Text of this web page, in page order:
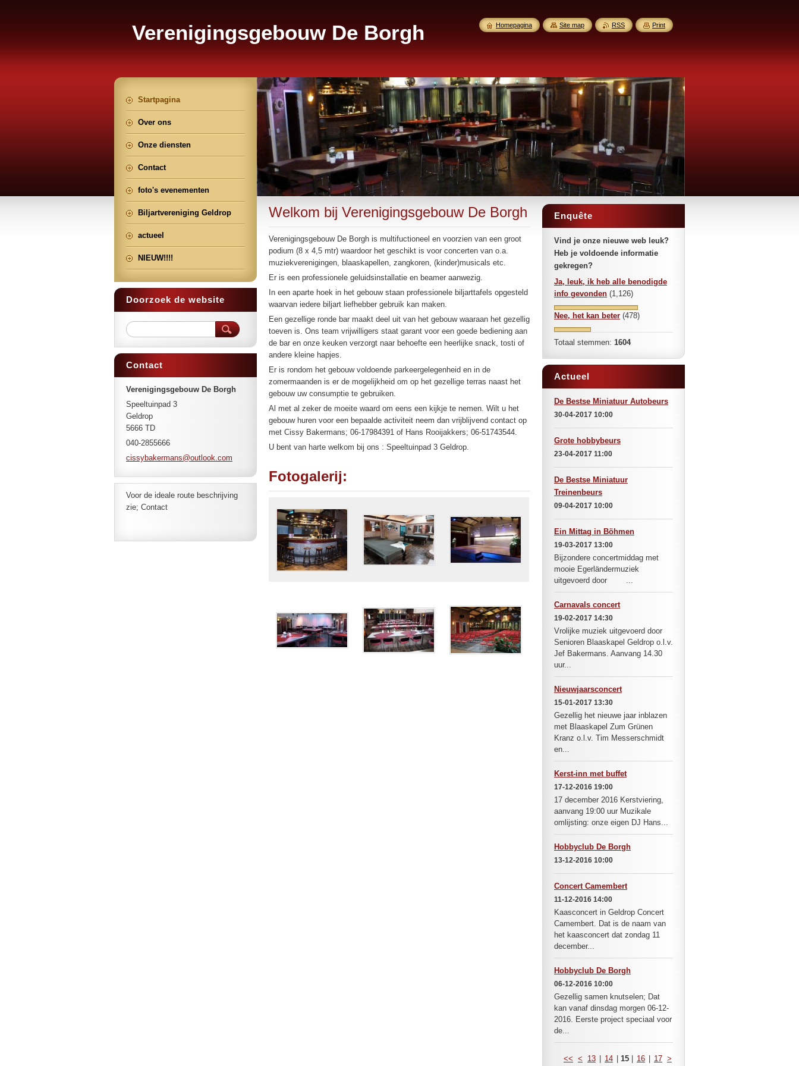
Verenigingsgebouw De Borgh
Geldrop
Welkom bij Verenigingsgebouw De Borgh
Verenigingsgebouw De Borgh is multifuctioneel en voorzien van een groot
podium (8 x 4,5 mtr) waardoor het geschikt is voor concerten van o.a.
muziekverenigingen, blaaskapellen, zangkoren, (kinder)musicals etc.
Er is een professionele geluidsinstallatie en beamer aanwezig.
In een aparte hoek in het gebouw staan professionele biljarttafels opgesteld
waarvan iedere biljart liefhebber gebruik kan maken.
Een gezellige ronde bar maakt deel uit van het gebouw waaraan het gezellig
toeven is. Ons team vrijwilligers staat garant voor een goede bediening aan
de bar en onze keuken verzorgt naar behoefte een heerlijke snack, tosti of
andere kleine hapjes.
Er is rondom het gebouw voldoende parkeergelegenheid en in de
zomermaanden is er de mogelijkheid om op het gezellige terras naast het
gebouw uw consumptie te gebruiken.
Al met al zeker de moeite waard om eens een kijkje te nemen. Wilt u het
gebouw huren voor een bepaalde activiteit neem dan vrijblijvend contact op
met Cissy Bakermans; 06-17984391 of Hans Rooijakkers; 06-51743544.
U bent van harte welkom bij ons : Speeltuinpad 3 Geldrop.
Fotogalerij:
Enquête
Vind je onze nieuwe web leuk?
Heb je voldoende informatie
gekregen?
Ja, leuk, ik heb alle benodigde
info gevonden (1,126)
Nee, het kan beter (478)
Totaal stemmen: 1604
Actueel
De Bestse Miniatuur Autobeurs
30-04-2017 10:00
Grote hobbybeurs
23-04-2017 11:00
De Bestse Miniatuur
Treinenbeurs
09-04-2017 10:00
Ein Mittag in Böhmen
19-03-2017 13:00
Bijzondere concertmiddag met
mooie Egerländermuziek
uitgevoerd door ...
Carnavals concert
19-02-2017 14:30
Vrolijke muziek uitgevoerd door
Senioren Blaaskapel Geldrop o.l.v.
Jef Bakermans. Aanvang 14.30
uur...
Nieuwjaarsconcert
15-01-2017 13:30
Gezellig het nieuwe jaar inblazen
met Blaaskapel Zum Grünen
Kranz o.l.v. Tim Messerschmidt
en...
Kerst-inn met buffet
17-12-2016 19:00
17 december 2016 Kerstviering,
aanvang 19:00 uur Muzikale
omlijsting: onze eigen DJ Hans...
Hobbyclub De Borgh
13-12-2016 10:00
Concert Camembert
11-12-2016 14:00
Kaasconcert in Geldrop Concert
Camembert. Dat is de naam van
het kaasconcert dat zondag 11
december...
Hobbyclub De Borgh
06-12-2016 10:00
Gezellig samen knutselen; Dat
kan vanaf dinsdag morgen 06-12-
2016. Eerste project speciaal voor
de...
<< < 13 14 15 16 17 >
Startpagina
Over ons
Onze diensten
Contact
foto's evenementen
Biljartvereniging Geldrop
actueel
NIEUW!!!!
Doorzoek de website
Contact
Verenigingsgebouw De Borgh
Speeltuinpad 3
Geldrop
5666 TD
040-2855666
cissybakermans@outlook.com
Voor de ideale route beschrijving
zie; Contact
Homepagina Site map RSS Print